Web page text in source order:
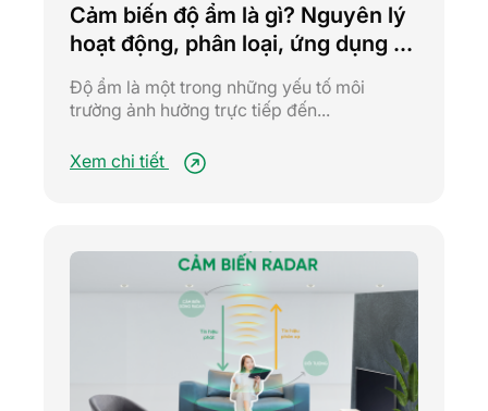
Cảm biến độ ẩm là gì? Nguyên lý
hoạt động, phân loại, ứng dụng và
cách lựa chọn từ A–Z
Độ ẩm là một trong những yếu tố môi
trường ảnh hưởng trực tiếp đến...
Xem chi tiết